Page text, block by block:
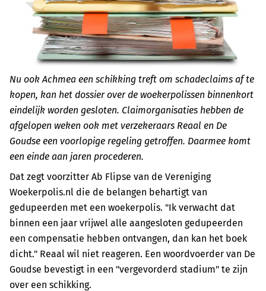
Nu ook Achmea een schikking treft om schadeclaims af te
kopen, kan het dossier over de woekerpolissen binnenkort
eindelijk worden gesloten. Claimorganisaties hebben de
afgelopen weken ook met verzekeraars Reaal en De
Goudse een voorlopige regeling getroffen. Daarmee komt
een einde aan jaren procederen.
Dat zegt voorzitter Ab Flipse van de Vereniging
Woekerpolis.nl die de belangen behartigt van
gedupeerden met een woekerpolis. "Ik verwacht dat
binnen een jaar vrijwel alle aangesloten gedupeerden
een compensatie hebben ontvangen, dan kan het boek
dicht." Reaal wil niet reageren. Een woordvoerder van De
Goudse bevestigt in een "vergevorderd stadium" te zijn
over een schikking.